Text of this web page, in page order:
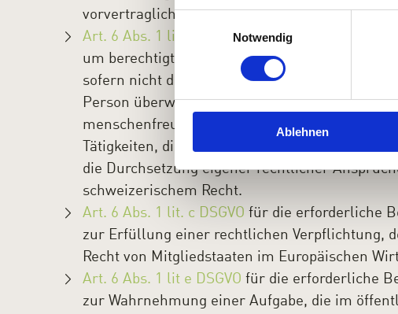
Einwilligungsauswahl
Notwendig
Ablehnen
vorvertraglicher Massnahmen.
Art. 6 Abs. 1 lit. f DSGVOfür die erforderliche
um berechtigte Interessen – auch die
sofern nicht die Grundfreiheiten und
Person überwiegen. Solche Interessen sind
menschenfreundliche, sichere und
Tätigkeiten, die Gewährleistung der
die Durchsetzung eigener rechtlicher
schweizerischem Recht.
Art. 6 Abs. 1 lit. c DSGVO für die erforderliche
zur Erfüllung einer rechtlichen Verpflichtung,
Recht von Mitgliedstaaten im Europäischen
Art. 6 Abs. 1 lit e DSGVO für die erforderliche
zur Wahrnehmung einer Aufgabe, die im